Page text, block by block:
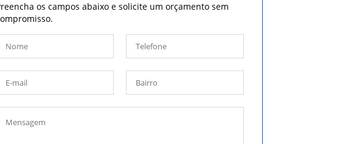
os campos abaixo e solicite um orçamento sem